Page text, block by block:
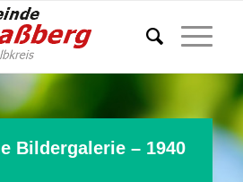
Bildergalerie – 1940